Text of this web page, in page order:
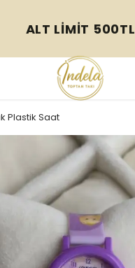
ALT LİMİT 500TL
Plastik Saat